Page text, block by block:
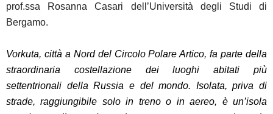
prof.ssa Rosanna Casari dell’Università degli Studi di
Bergamo.
Vorkuta, città a Nord del Circolo Polare Artico, fa parte della
straordinaria costellazione dei luoghi abitati più
settentrionali della Russia e del mondo. Isolata, priva di
strade, raggiungibile solo in treno o in aereo, è un’isola